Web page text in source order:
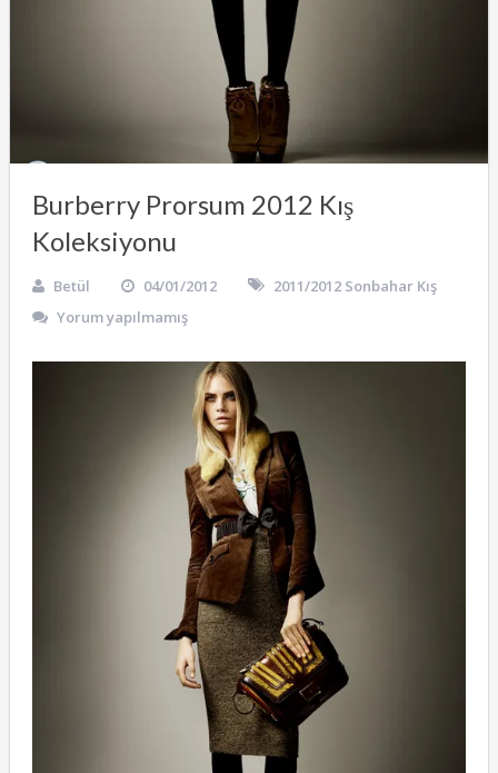
Burberry Prorsum 2012 Kış
Koleksiyonu
Betül 04/01/2012
2011/2012 Sonbahar Kış
Yorum yapılmamış